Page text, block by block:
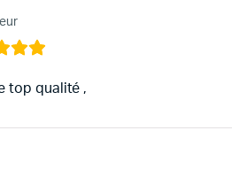
top qualité ,